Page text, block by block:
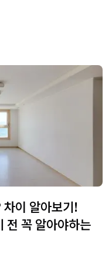
방이나 상판
이 알아보기!
전 꼭 알아야하는